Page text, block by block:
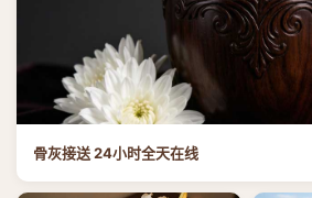
骨灰接送 24小时全天在线